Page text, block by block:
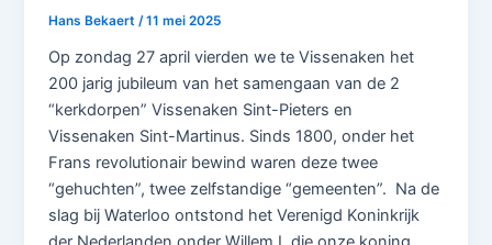
Hans Bekaert/11 mei 2025
Op zondag 27 april vierden we te Vissenaken het
200 jarig jubileum van het samengaan van de 2
“kerkdorpen” Vissenaken Sint-Pieters en
Vissenaken Sint-Martinus. Sinds 1800, onder het
Frans revolutionair bewind waren deze twee
“gehuchten”, twee zelfstandige “gemeenten”. Na de
slag bij Waterloo ontstond het Verenigd Koninkrijk